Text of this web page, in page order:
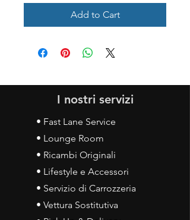
Add to Cart
I nostri servizi
• Fast Lane Service
• Lounge Room
• Ricambi Originali
• Lifestyle e Accessori
• Servizio di Carrozzeria
• Vettura Sostitutiva